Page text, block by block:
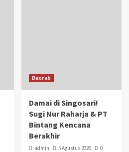
Daerah
Damai di Singosari!
Sugi Nur Raharja & PT
Bintang Kencana
Berakhir
admin 5 Agustus 2026 0